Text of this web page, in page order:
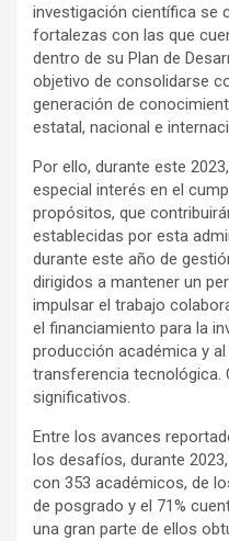
investigación científica se
fortalezas con las que
dentro de su Plan de
objetivo de consolidarse
generación de
estatal, nacional e
Por ello, durante este
especial interés en el
propósitos, que
establecidas por esta
durante este año de
dirigidos a mantener un
impulsar el trabajo
el financiamiento para la
producción académica y
transferencia tecnológica.
significativos.
Entre los avances
los desafíos, durante
con 353 académicos, de
de posgrado y el 71%
una gran parte de ellos